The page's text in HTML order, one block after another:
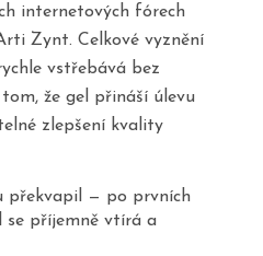
internetových fórech
Zynt. Celkové vyznění
vstřebává bez
že gel přináší úlevu
zlepšení kvality
překvapil — po prvních
se příjemně vtírá a